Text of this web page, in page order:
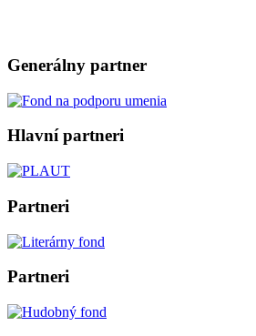
Generálny partner
Hlavní partneri
Partneri
Partneri